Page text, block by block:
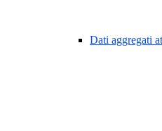
Dati aggregati